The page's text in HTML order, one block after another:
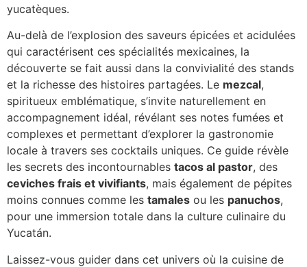
yucatèques.
Au-delà de l’explosion des saveurs épicées et acidulées
qui caractérisent ces spécialités mexicaines, la
découverte se fait aussi dans la convivialité des stands
et la richesse des histoires partagées. Le mezcal,
spiritueux emblématique, s’invite naturellement en
accompagnement idéal, révélant ses notes fumées et
complexes et permettant d’explorer la gastronomie
locale à travers ses cocktails uniques. Ce guide révèle
les secrets des incontournables tacos al pastor, des
ceviches frais et vivifiants, mais également de pépites
moins connues comme les tamales ou les panuchos,
pour une immersion totale dans la culture culinaire du
Yucatán.
Laissez-vous guider dans cet univers où la cuisine de